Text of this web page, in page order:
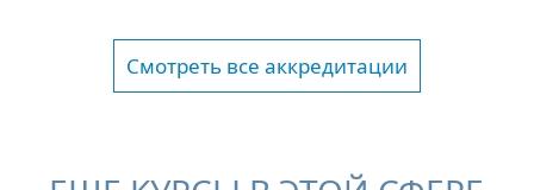
Смотреть все аккредитации